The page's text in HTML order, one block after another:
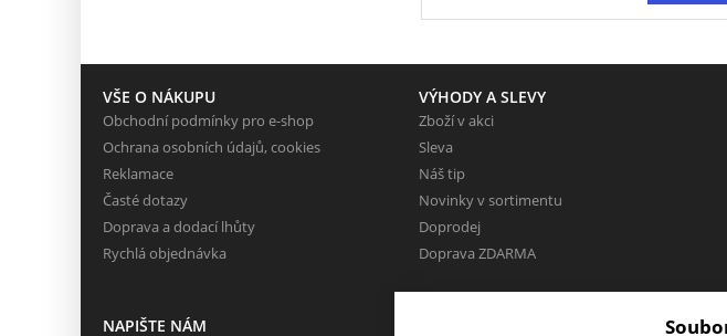
VŠE O NÁKUPU
Obchodní podmínky pro e-shop
Ochrana osobních údajů, cookies
Reklamace
Časté dotazy
Doprava a dodací lhůty
Rychlá objednávka
VÝHODY A SLEVY
Zboží v akci
Sleva
Náš tip
Novinky v sortimentu
Doprodej
Doprava ZDARMA
NAPIŠTE NÁM